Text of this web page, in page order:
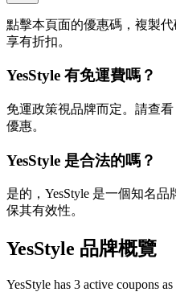
點擊本頁面的優惠碼，複製代
享有折扣。
YesStyle 有免運費嗎？
免運政策視品牌而定。請查
優惠。
YesStyle 是合法的嗎？
是的，YesStyle 是一個知名
保其有效性。
YesStyle 品牌概覽
YesStyle has 3 active coupons